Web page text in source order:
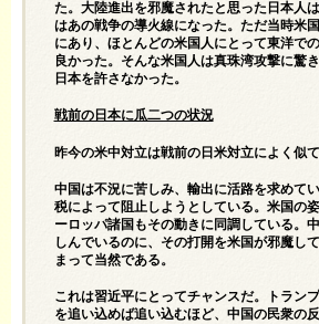
た。大陸進出を邪魔されたと思った日本人
はあの戦争の導火線になった。ただ当時米
にあり、ほとんどの米国人にとって東洋で
良かった。そんな米国人は真珠湾攻撃に驚
日本を許さなかった。
戦前の日本に瓜二つの状況
昨今の米中対立は戦前の日米対立によく似て
中国は不況に苦しみ、輸出に活路を求めて
税によって阻止しようとしている。米国の
ーロッパ諸国もその動きに同調している。
しんでいるのに、その打開を米国が邪魔し
まって当然である。
これは習近平にとってチャンスだ。トラン
を追い込めば追い込むほど、中国の民衆の